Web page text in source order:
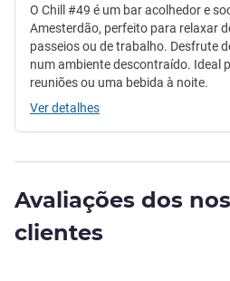
O Chill #49 é um bar acolhedor e
Amesterdão, perfeito para relaxar
passeios ou de trabalho. Desfrute
num ambiente descontraído. Ideal
reuniões ou uma bebida à noite.
Ver detalhes
Avaliações dos
clientes